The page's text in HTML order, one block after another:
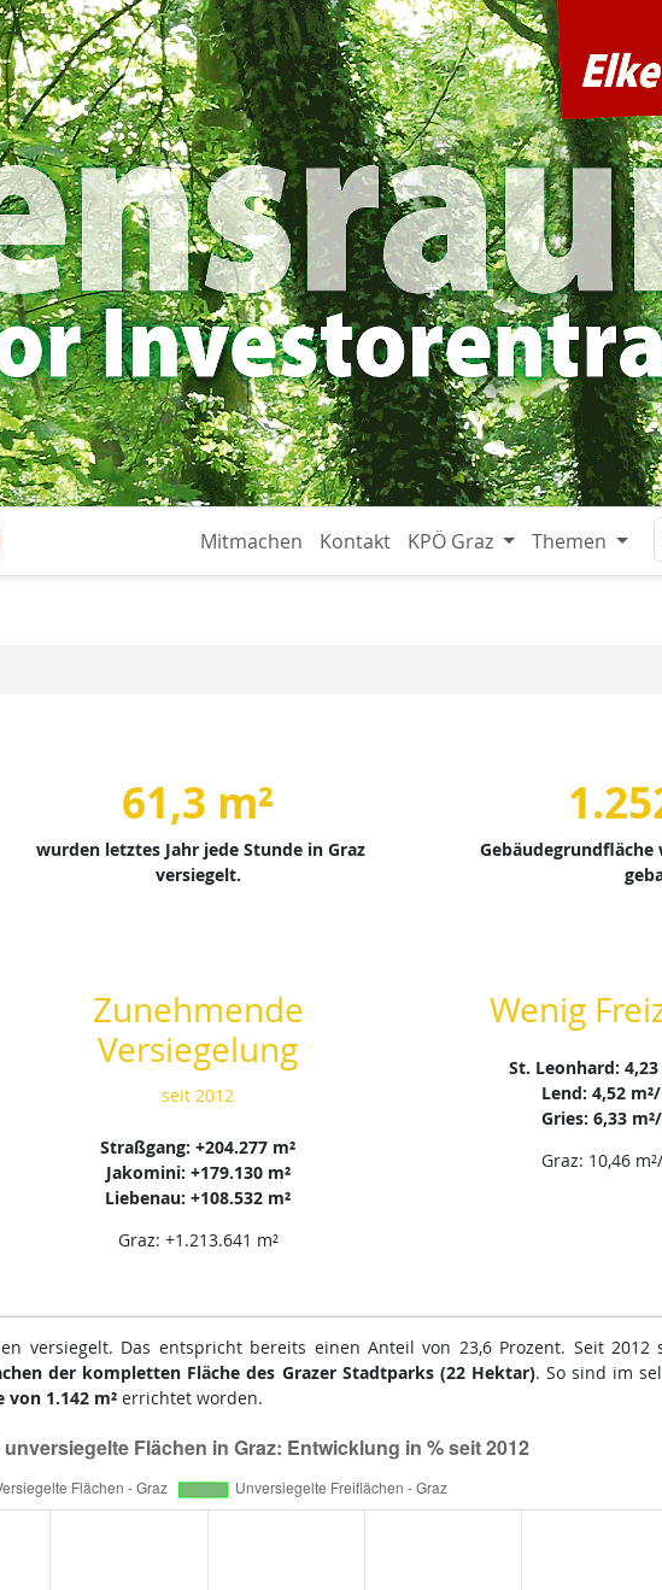
Mitmachen Kontakt KPÖ Graz Themen
61,3 m²
wurden letztes Jahr jede Stunde in Graz
versiegelt.
Gebäudegrundfläche
Zunehmende
Versiegelung
seit 2012
Straßgang: +204.277 m²
Jakomini: +179.130 m²
Liebenau: +108.532 m²
Graz: +1.213.641 m²
Wenig
St. Leonhard:
Lend: 4,52
Gries: 6,33
Graz: 10,46
versiegelt. Das entspricht bereits einen Anteil von 23,6 Prozent. Seit 2012
der kompletten Fläche des Grazer Stadtparks (22 Hektar). So sind im
von 1.142 m²errichtet worden.